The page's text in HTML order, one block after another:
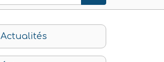
Actualités